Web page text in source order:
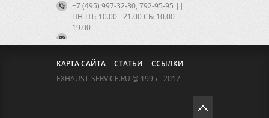
+7 (495) 997-32-30, 792-95-95 ||
ПН-ПТ: 10.00 - 21.00 CБ: 10.00 -
19.00
КАРТА САЙТА СТАТЬИ
ССЫЛКИ
EXHAUST-SERVICE.RU @ 1995 - 2017